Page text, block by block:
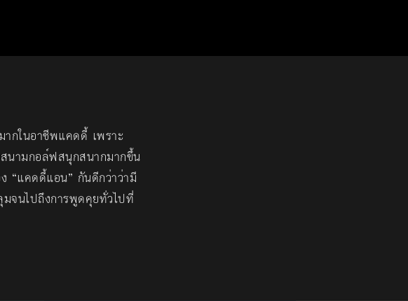
กในอาชีพแคดดี้ เพราะ
สนามกอล์ฟสนุกสนากมากขึ้น
“แคดดี้แอน” กันดีกว่าว่ามี
จนไปถึงการพูดคุยทั่วไปที่